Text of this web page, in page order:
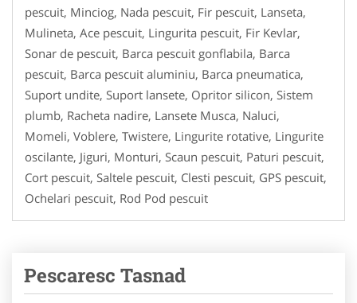
pescuit, Minciog, Nada pescuit, Fir pescuit, Lanseta,
Mulineta, Ace pescuit, Lingurita pescuit, Fir Kevlar,
Sonar de pescuit, Barca pescuit gonflabila, Barca
pescuit, Barca pescuit aluminiu, Barca pneumatica,
Suport undite, Suport lansete, Opritor silicon, Sistem
plumb, Racheta nadire, Lansete Musca, Naluci,
Momeli, Voblere, Twistere, Lingurite rotative, Lingurite
oscilante, Jiguri, Monturi, Scaun pescuit, Paturi pescuit,
Cort pescuit, Saltele pescuit, Clesti pescuit, GPS pescuit,
Ochelari pescuit, Rod Pod pescuit
Pescaresc Tasnad